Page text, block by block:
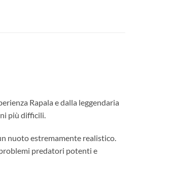
Rapala e dalla leggendaria
più difficili.
nuoto estremamente realistico.
predatori potenti e